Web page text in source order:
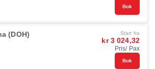
Bok
(DOH) Start fra
kr 3 024,32
Pris/ Pax
Bok